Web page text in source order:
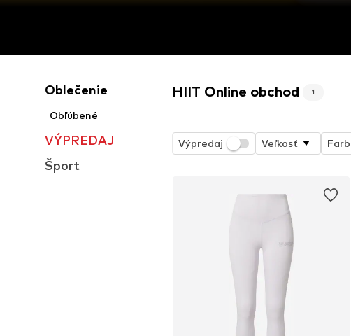
Oblečenie
Obľúbené
VÝPREDAJ
Šport
HIIT Online obchod 1
Výpredaj Veľkosť